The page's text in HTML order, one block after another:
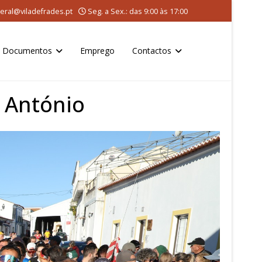
Seg. a Sex.: das 9:00 às 17:00
Documentos Emprego Contactos
António